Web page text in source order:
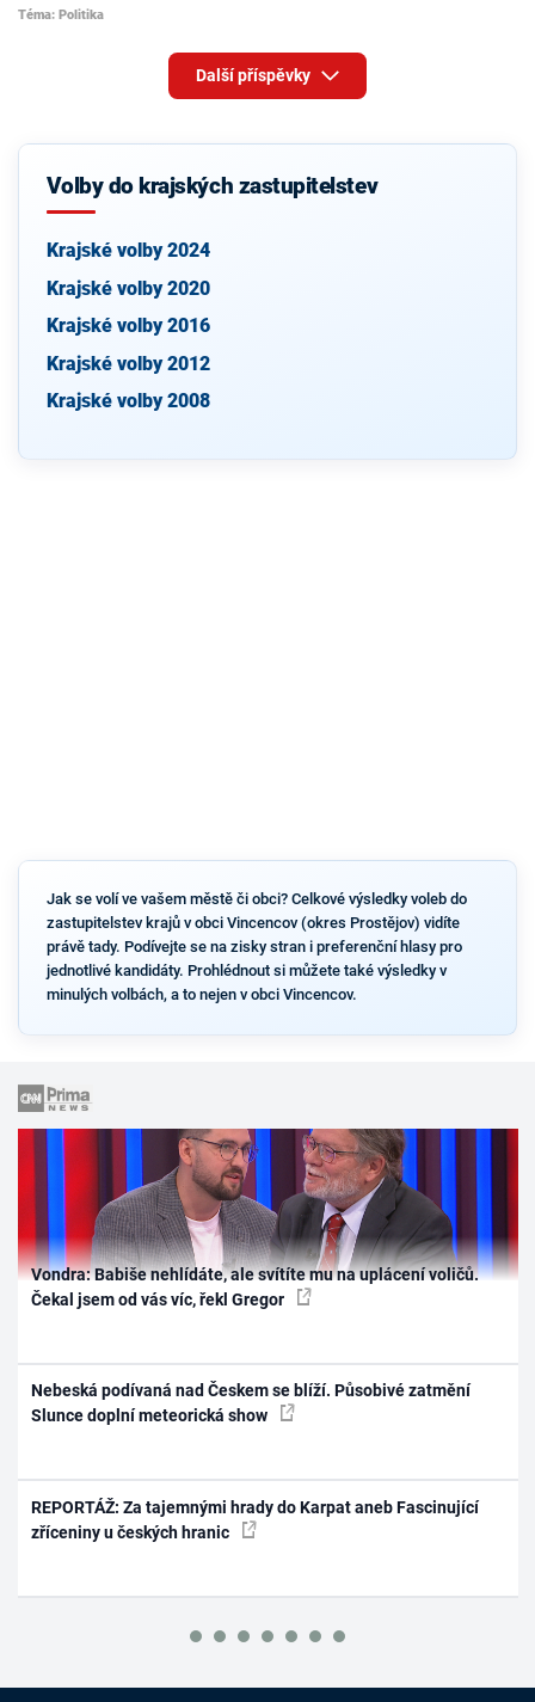
Téma: Politika
Další příspěvky
Volby do krajských zastupitelstev
Krajské volby 2024
Krajské volby 2020
Krajské volby 2016
Krajské volby 2012
Krajské volby 2008
Jak se volí ve vašem městě či obci? Celkové výsledky voleb do
zastupitelstev krajů v obci Vincencov (okres Prostějov) vidíte
právě tady. Podívejte se na zisky stran i preferenční hlasy pro
jednotlivé kandidáty. Prohlédnout si můžete také výsledky v
minulých volbách, a to nejen v obci Vincencov.
Vondra: Babiše nehlídáte, ale svítíte mu na uplácení voličů.
Čekal jsem od vás víc, řekl Gregor
Nebeská podívaná nad Českem se blíží. Působivé zatmění
Slunce doplní meteorická show
REPORTÁŽ: Za tajemnými hrady do Karpat aneb Fascinující
zříceniny u českých hranic